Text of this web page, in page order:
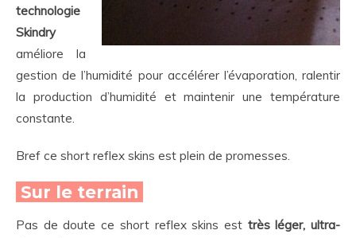
technologie
Skindry
améliore la
gestion de l’humidité pour accélérer l’évaporation, ralentir
la production d’humidité et maintenir une température
constante.
Bref ce short reflex skins est plein de promesses.
Sur le terrain
Pas de doute ce short reflex skins est très léger, ultra-